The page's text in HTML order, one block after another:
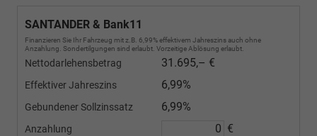
SANTANDER & Bank11
Finanzieren Sie Ihr Fahrzeug mit z.B. 6,99% effektivem Jahreszins auch ohne
Anzahlung. Sondertilgungen sind erlaubt. Vorzeitige Ablösung erlaubt.
Nettodarlehensbetrag 31.695,– €
Effektiver Jahreszins 6,99%
Gebundener Sollzinssatz 6,99%
Anzahlung €